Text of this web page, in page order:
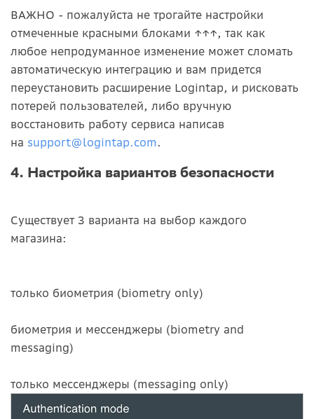
ВАЖНО - пожалуйста не трогайте настройки
отмеченные красными блоками ↑↑↑, так как
любое непродуманное изменение может сломать
автоматическую интеграцию и вам придется
переустановить расширение Logintap, и рисковать
потерей пользователей, либо вручную
восстановить работу сервиса написав
на support@logintap.com .
4. Настройка вариантов безопасности
Существует 3 варианта на выбор каждого
магазина:
только биометрия (biometry only)
биометрия и мессенджеры (biometry and
messaging)
только мессенджеры (messaging only)